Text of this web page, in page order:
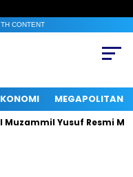
CONTENT
MEGAPOLITAN
Yusuf Resmi Menjabat